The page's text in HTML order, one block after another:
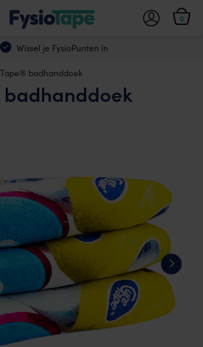
Wissel je FysioPunten in
0
badhanddoek